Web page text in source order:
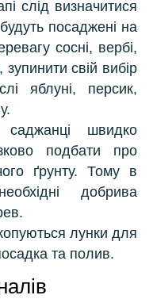
слід визначитися
посаджені на
сосні, вербі,
свій вибір
яблуні, персик,
швидко
подбати про
ґрунту. Тому в
добрива
лунки для
та полив.